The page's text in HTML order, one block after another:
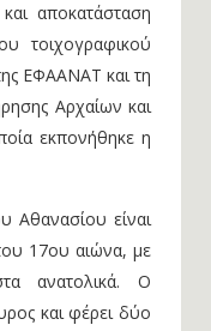
αποκατάσταση
τοιχογραφικού
ΕΦΑΑΝΑΤ και τη
Αρχαίων και
εκπονήθηκε η
Αθανασίου είναι
17ου αιώνα, με
ανατολικά. Ο
και φέρει δύο